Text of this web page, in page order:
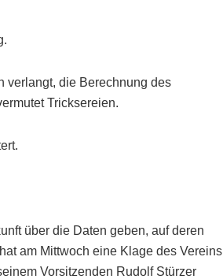
verlangt, die Berechnung des
Tricksereien.
über die Daten geben, auf deren
am Mittwoch eine Klage des Vereins
Vorsitzenden Rudolf Stürzer